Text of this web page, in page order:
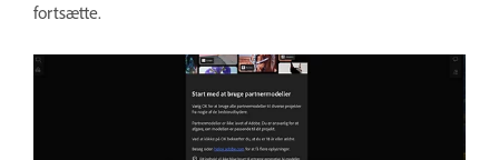
fortsætte.